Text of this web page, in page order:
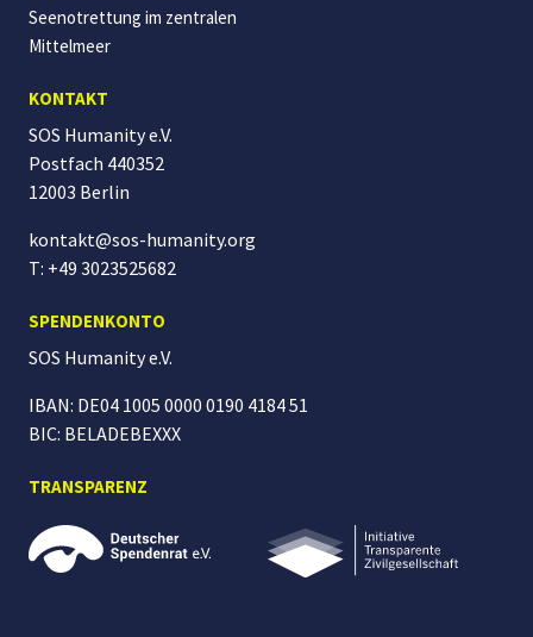
Seenotrettung im zentralen
Mittelmeer
KONTAKT
SOS Humanity e.V.
Postfach 440352
12003 Berlin
kontakt@sos-humanity.org
T: +49 3023525682
SPENDENKONTO
SOS Humanitye.V.
IBAN: DE04 1005 0000 0190 4184 51
BIC: BELADEBEXXX
TRANSPARENZ